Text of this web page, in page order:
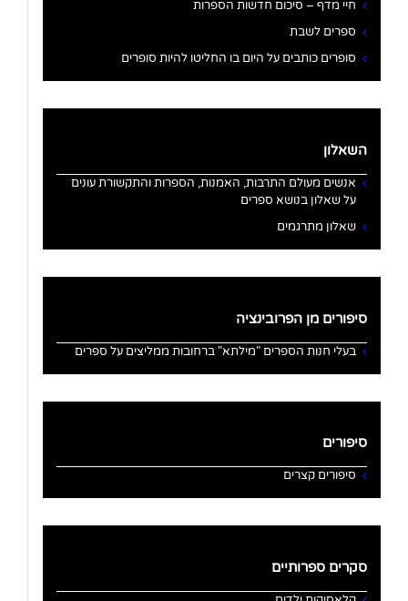
חיי מדף – סיכום חדשות הספרות
ספרים לשבת
סופרים כותבים על היום בו החליטו להיות סופרים
השאלון
אנשים מעולם התרבות, האמנות, הספרות והתקשורת עונים
על שאלון בנושא ספרים
שאלון מתרגמים
סיפורים מן הפרובינציה
בעלי חנות הספרים "מילתא" ברחובות ממליצים על ספרים
סיפורים
סיפורים קצרים
סקרים ספרותיים